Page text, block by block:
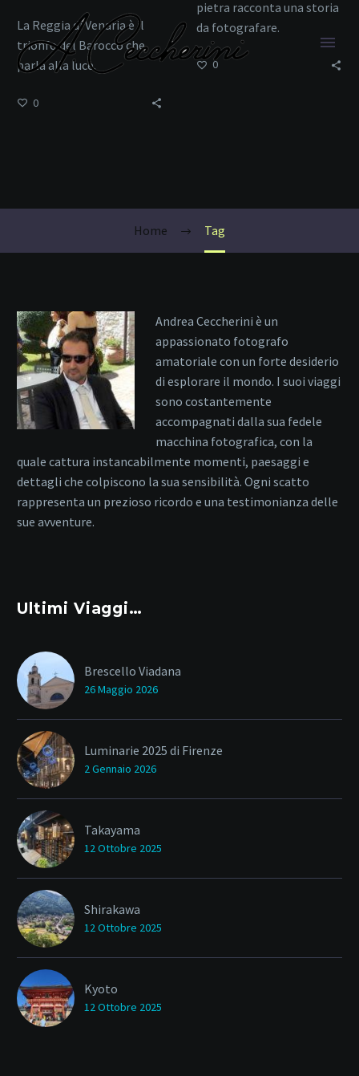
Home Tag
La Reggia di Venaria è il
trionfo del Barocco che
parla alla luce.
0
pietra racconta una storia
da fotografare.
0
Andrea Ceccherini è un
appassionato fotografo
amatoriale con un forte desiderio
di esplorare il mondo. I suoi viaggi
sono costantemente
accompagnati dalla sua fedele
macchina fotografica, con la
quale cattura instancabilmente momenti, paesaggi e
dettagli che colpiscono la sua sensibilità. Ogni scatto
rappresenta un prezioso ricordo e una testimonianza delle
sue avventure.
Ultimi Viaggi…
Brescello Viadana
26 Maggio 2026
Luminarie 2025 di Firenze
2 Gennaio 2026
Takayama
12 Ottobre 2025
Shirakawa
12 Ottobre 2025
Kyoto
12 Ottobre 2025